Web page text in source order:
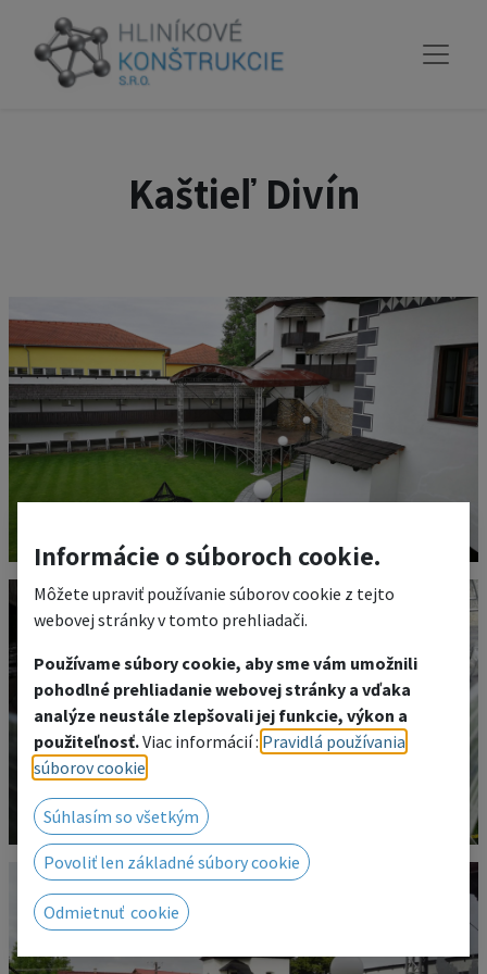
Kaštieľ Divín
Informácie o súboroch cookie.
Môžete upraviť používanie súborov cookie z tejto
webovej stránky v tomto prehliadači.
Používame súbory cookie, aby sme vám umožnili
pohodlné prehliadanie webovej stránky a vďaka
analýze neustále zlepšovali jej funkcie, výkon a
použiteľnosť.Viac informácií : Pravidlá používania
súborov cookie
Súhlasím so všetkým
Povoliť len základné súbory cookie
Odmietnuť cookie